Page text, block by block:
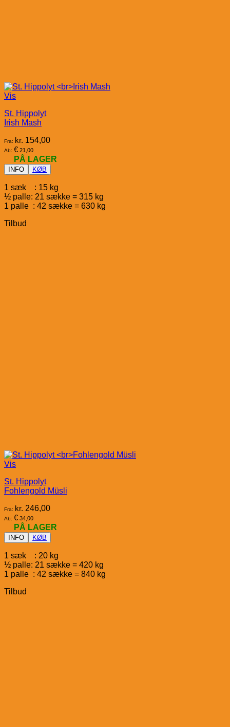
Vis
St. Hippolyt
Irish Mash
Fra: kr. 154,00
Ab: € 21,00
PÅ LAGER
INFO KØB
1 sæk : 15 kg
½ palle: 21 sække = 315 kg
1 palle : 42 sække = 630 kg
Tilbud
Vis
St. Hippolyt
Fohlengold Müsli
Fra: kr. 246,00
Ab: € 34,00
PÅ LAGER
INFO KØB
1 sæk : 20 kg
½ palle: 21 sække = 420 kg
1 palle : 42 sække = 840 kg
Tilbud